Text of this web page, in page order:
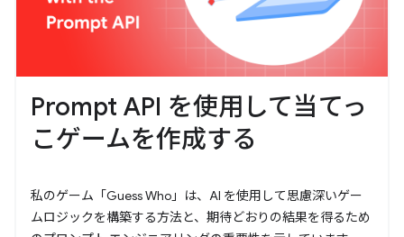
Prompt API を使用して当てっ
こゲームを作成する
私のゲーム「Guess Who」は、AI を使用して思慮深いゲー
ムロジックを構築する方法と、期待どおりの結果を得るため